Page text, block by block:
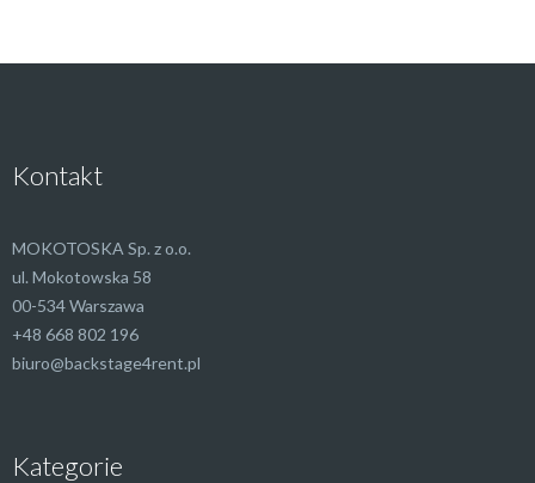
Kontakt
MOKOTOSKA Sp. z o.o.
ul. Mokotowska 58
00-534 Warszawa
+48 668 802 196
biuro@backstage4rent.pl
Kategorie